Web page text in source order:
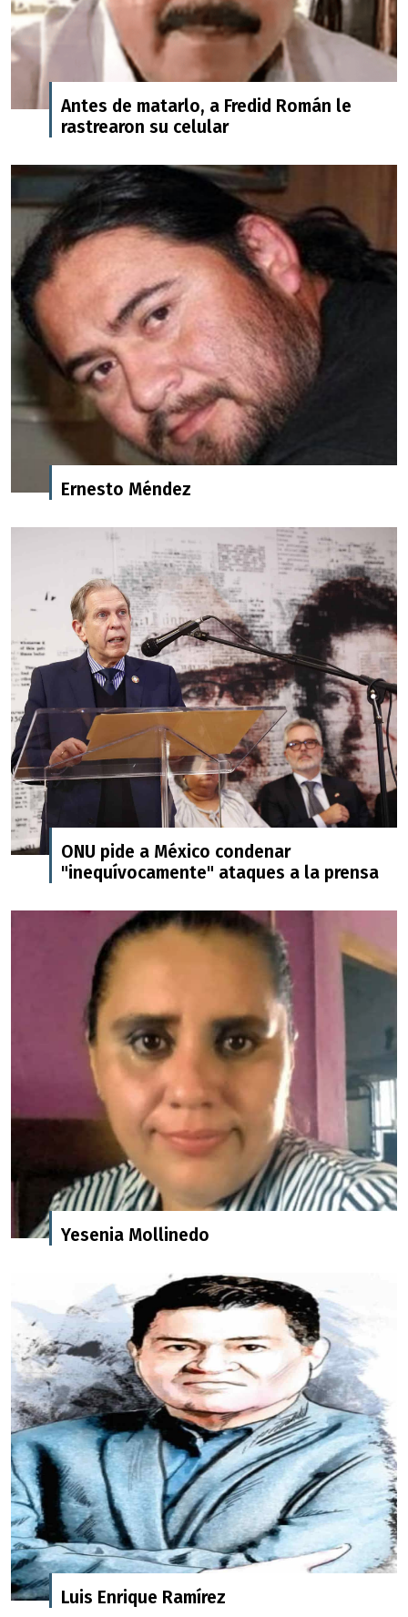
Antes de matarlo, a Fredid Román le
rastrearon su celular
Ernesto Méndez
ONU pide a México condenar
"inequívocamente" ataques a la prensa
Yesenia Mollinedo
Luis Enrique Ramírez